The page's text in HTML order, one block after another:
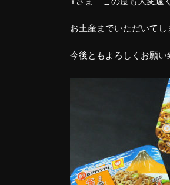
お土産までいただいて
今後ともよろしくお願い